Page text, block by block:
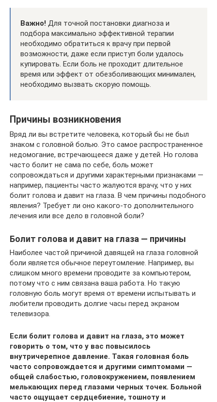
Важно! Для точной постановки диагноза и
подбора максимально эффективной терапии
необходимо обратиться к врачу при первой
возможности, даже если приступ боли удалось
купировать. Если боль не проходит длительное
время или эффект от обезболивающих минимален,
необходимо вызвать скорую помощь.
Причины возникновения
Вряд ли вы встретите человека, который бы не был
знаком с головной болью. Это самое распространенное
недомогание, встречающееся даже у детей. Но голова
часто болит не сама по себе, боль может
сопровождаться и другими характерными признаками —
например, пациенты часто жалуются врачу, что у них
болит голова и давит на глаза. В чем причины подобного
явления? Требует ли оно какого-то дополнительного
лечения или все дело в головной боли?
Болит голова и давит на глаза — причины
Наиболее частой причиной давящей на глаза головной
боли является обычное переутомление. Например, вы
слишком много времени проводите за компьютером,
потому что с ним связана ваша работа. Но такую
головную боль могут время от времени испытывать и
любители проводить долгие часы перед экраном
телевизора.
Если болит голова и давит на глаза, это может
говорить о том, что у вас повысилось
внутричерепное давление. Такая головная боль
часто сопровождается и другими симптомами —
общей слабостью, головокружением, появлением
мелькающих перед глазами черных точек. Больной
часто ощущает сердцебиение, тошноту и